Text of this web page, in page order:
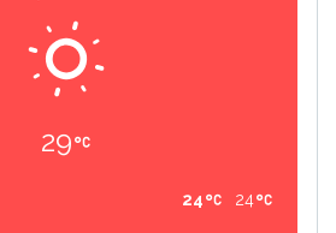
29
24
24